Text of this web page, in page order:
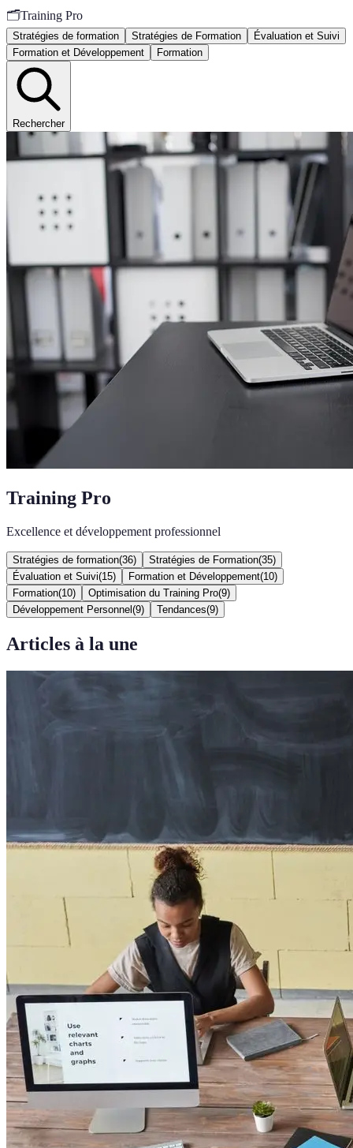
🗂️Training Pro
Stratégies de formation Stratégies de Formation
Évaluation et Suivi
Formation et Développement
Formation
Rechercher
Training Pro
Excellence et développement professionnel
Stratégies de formation(36) Stratégies de Formation(35)
Évaluation et Suivi(15) Formation et Développement(10)
Formation(10) Optimisation du Training Pro(9)
Développement Personnel (9) Tendances(9)
Articles à la une